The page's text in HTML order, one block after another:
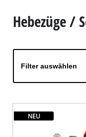
Hebezüge /
Filter auswählen
NEU